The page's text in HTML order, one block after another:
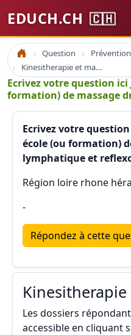
EDUCH.CH 🇨🇭
Accueil Question Prévention
Kinesitherapie et massage
Ecrivez votre question ici
formation) de massage
Ecrivez votre
école (ou formation)
lymphatique et
Région loire rhone
-
Répondez à cette
Les dossiers
accessible en cliquant